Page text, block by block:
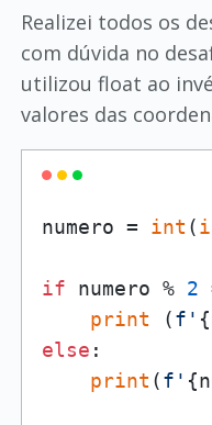
Realizei todos os
com dúvida no
utilizou float ao
valores das
numero = int (
if numero % 2
print (f'
else :
print (f'